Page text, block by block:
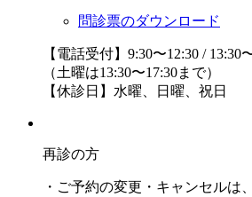
問診票のダウンロード
【電話受付】9:30〜12:30 / 13:30
（土曜は13:30〜17:30まで）
【休診日】水曜、日曜、祝日
再診の方
・ご予約の変更・キャンセルは、